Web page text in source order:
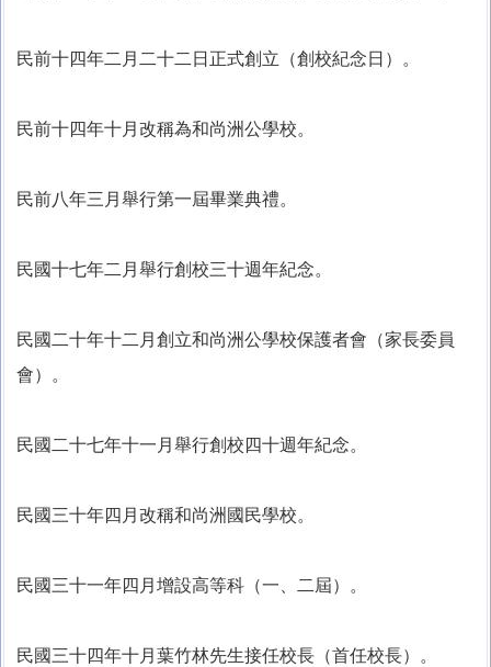
民前十四年二月二十二日正式創立（創校紀念日）。
民前十四年十月改稱為和尚洲公學校。
民前八年三月舉行第一屆畢業典禮。
民國十七年二月舉行創校三十週年紀念。
民國二十年十二月創立和尚洲公學校保護者會（家長委員
會）。
民國二十七年十一月舉行創校四十週年紀念。
民國三十年四月改稱和尚洲國民學校。
民國三十一年四月增設高等科（一、二屆）。
民國三十四年十月葉竹林先生接任校長（首任校長）。